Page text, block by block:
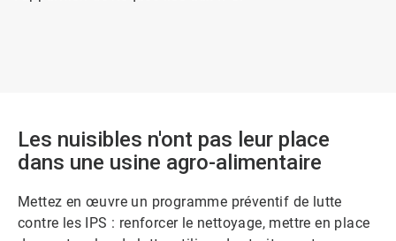
Les nuisibles n'ont pas leur place
dans une usine agro-alimentaire
Mettez en œuvre un programme préventif de lutte
contre les IPS : renforcer le nettoyage, mettre en place